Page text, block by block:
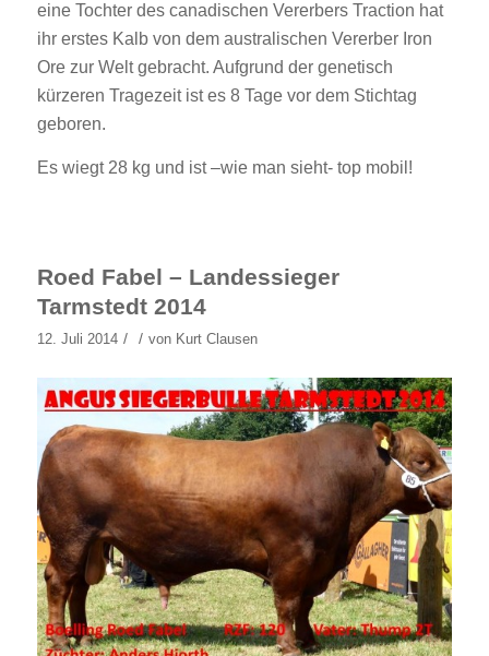
eine Tochter des canadischen Vererbers Traction hat
ihr erstes Kalb von dem australischen Vererber Iron
Ore zur Welt gebracht. Aufgrund der genetisch
kürzeren Tragezeit ist es 8 Tage vor dem Stichtag
geboren.
Es wiegt 28 kg und ist –wie man sieht- top mobil!
Roed Fabel – Landessieger
Tarmstedt 2014
12. Juli 2014 / / von Kurt Clausen